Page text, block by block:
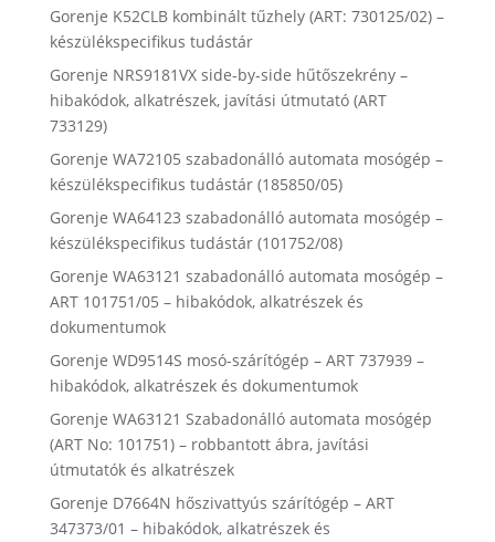
Gorenje K52CLB kombinált tűzhely (ART: 730125/02) –
készülékspecifikus tudástár
Gorenje NRS9181VX side-by-side hűtőszekrény –
hibakódok, alkatrészek, javítási útmutató (ART
733129)
Gorenje WA72105 szabadonálló automata mosógép –
készülékspecifikus tudástár (185850/05)
Gorenje WA64123 szabadonálló automata mosógép –
készülékspecifikus tudástár (101752/08)
Gorenje WA63121 szabadonálló automata mosógép –
ART 101751/05 – hibakódok, alkatrészek és
dokumentumok
Gorenje WD9514S mosó-szárítógép – ART 737939 –
hibakódok, alkatrészek és dokumentumok
Gorenje WA63121 Szabadonálló automata mosógép
(ART No: 101751) – robbantott ábra, javítási
útmutatók és alkatrészek
Gorenje D7664N hőszivattyús szárítógép – ART
347373/01 – hibakódok, alkatrészek és